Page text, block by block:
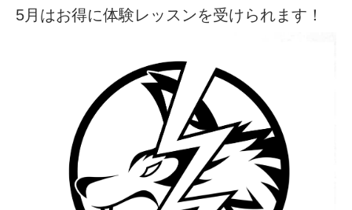
5月はお得に体験レッスンを受けられます！